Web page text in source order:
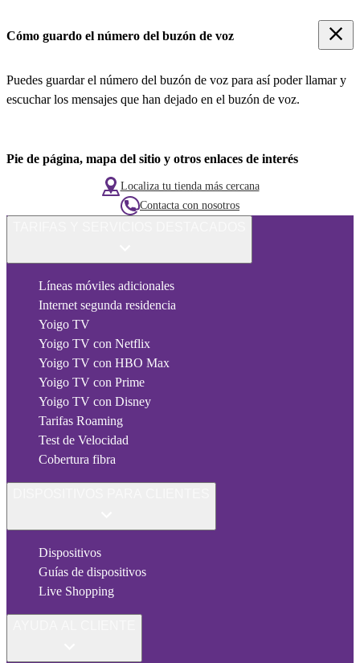
Cómo guardo el número del buzón de voz
Puedes guardar el número del buzón de voz para así poder llamar y
escuchar los mensajes que han dejado en el buzón de voz.
Pie de página, mapa del sitio y otros enlaces de interés
Localiza tu tienda más cercana
Contacta con nosotros
Líneas móviles adicionales
Internet segunda residencia
Yoigo TV
Yoigo TV con Netflix
Yoigo TV con HBO Max
Yoigo TV con Prime
Yoigo TV con Disney
Tarifas Roaming
Test de Velocidad
Cobertura fibra
Dispositivos
Guías de dispositivos
Live Shopping